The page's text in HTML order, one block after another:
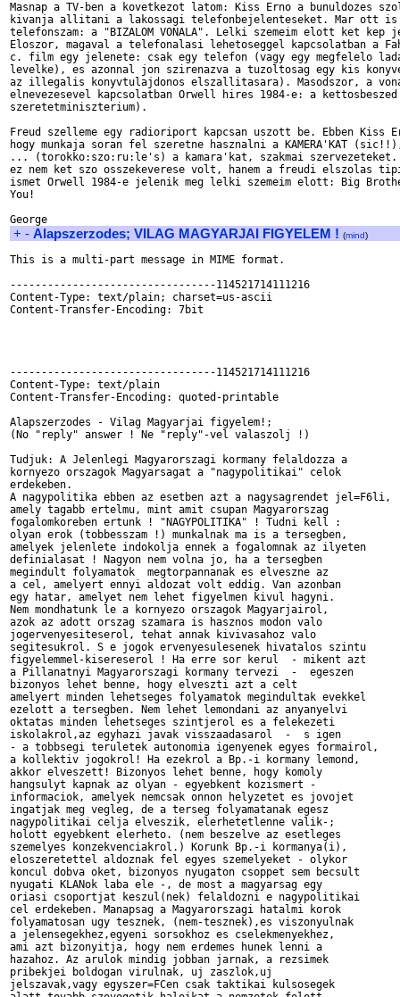
Masnap a TV-ben a kovetkezot latom: Kiss Erno a bunuldozes
kivanja allitani a lakossagi telefonbejelenteseket. Mar ott is
telefonszam: a "BIZALOM VONALA". Lelki szemeim elott ket kep
Eloszor, magaval a telefonalasi lehetoseggel kapcsolatban a
c. film egy jelenete: csak egy telefon (vagy egy megfelelo
levelke), es azonnal jon szirenazva a tuzoltosag egy kis
az illegalis konyvtulajdonos elszallitasara). Masodszor, a
elnevezesevel kapcsolatban Orwell hires 1984-e: a
szeretetminiszterium).
Freud szelleme egy radioriport kapcsan uszott be. Ebben Kiss
hogy munkaja soran fel szeretne hasznalni a KAMERA'KAT
... (torokko:szo:ru:le's) a kamara'kat, szakmai szervezeteket.
ez nem ket szo osszekeverese volt, hanem a freudi elszolas
ismet Orwell 1984-e jelenik meg lelki szemeim elott: Big
You!
+ - Alapszerzodes; VILAG MAGYARJAI FIGYELEM ! (mind)
This is a multi-part message in MIME format.
---------------------------------114521714111216
Content-Type: text/plain; charset=us-ascii
Content-Transfer-Encoding: 7bit
---------------------------------114521714111216
Content-Type: text/plain
Content-Transfer-Encoding: quoted-printable
Alapszerzodes - Vilag Magyarjai figyelem!;
(No "reply" answer ! Ne "reply"-vel valaszolj !)
Tudjuk: A Jelenlegi Magyarorszagi kormany felaldozza a
kornyezo orszagok Magyarsagat a "nagypolitikai" celok
erdekeben.
A nagypolitika ebben az esetben azt a nagysagrendet jel=F6li,
amely tagabb ertelmu, mint amit csupan Magyarorszag
fogalomkoreben ertunk ! "NAGYPOLITIKA" ! Tudni kell :
olyan erok (tobbesszam !) munkalnak ma is a tersegben,
amelyek jelenlete indokolja ennek a fogalomnak az ilyeten
definialasat ! Nagyon nem volna jo, ha a tersegben
megindult folyamatok  megtorpannanak es elveszne az
a cel, amelyert ennyi aldozat volt eddig. Van azonban
egy hatar, amelyet nem lehet figyelmen kivul hagyni.
Nem mondhatunk le a kornyezo orszagok Magyarjairol,
azok az adott orszag szamara is hasznos modon valo
jogervenyesiteserol, tehat annak kivivasahoz valo
segitesukrol. S e jogok ervenyesulesenek hivatalos szintu
figyelemmel-kisereserol ! Ha erre sor kerul  - mikent azt
a Pillanatnyi Magyarorszagi kormany tervezi  -  egeszen
bizonyos lehet benne, hogy elveszti azt a celt
amelyert minden lehetseges folyamatok megindultak evekkel
ezelott a tersegben. Nem lehet lemondani az anyanyelvi
oktatas minden lehetseges szintjerol es a felekezeti
iskolakrol,az egyhazi javak visszaadasarol  -  s igen
- a tobbsegi teruletek autonomia igenyenek egyes formairol,
a kollektiv jogokrol! Ha ezekrol a Bp.-i kormany lemond,
akkor elveszett! Bizonyos lehet benne, hogy komoly
hangsulyt kapnak az olyan - egyebkent kozismert -
informaciok, amelyek nemcsak onnon helyzetet es jovojet
ingatjak meg vegleg, de a terseg folyamatanak egesz
nagypolitikai celja elveszik, elerhetetlenne valik-;
holott egyebkent elerheto. (nem beszelve az esetleges
szemelyes konzekvenciakrol.) Korunk Bp.-i kormanya(i),
eloszeretettel aldoznak fel egyes szemelyeket - olykor
koncul dobva oket, bizonyos nyugaton csoppet sem becsult
nyugati KLANok laba ele -, de most a magyarsag egy
oriasi csoportjat keszul(nek) felaldozni e nagypolitikai
cel erdekeben. Manapsag a Magyarorszagi hatalmi korok
folyamatosan ugy tesznek, (nem-tesznek),es viszonyulnak
a jelensegekhez,egyeni sorsokhoz es cselekmenyekhez,
ami azt bizonyitja, hogy nem erdemes hunek lenni a
hazahoz. Az arulok mindig jobban jarnak, a rezsimek
pribekjei boldogan virulnak, uj zaszlok,uj
jelszavak,vagy egyszer=FCen csak taktikai kulsosegek